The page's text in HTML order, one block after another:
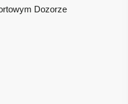
Dozorze